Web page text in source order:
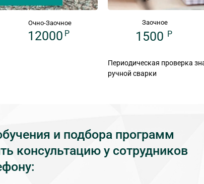
Очно-Заочное
12000 P
Заочное
1500 P
Периодическая проверка
ручной сварки
и подбора программ
консультацию у сотрудников